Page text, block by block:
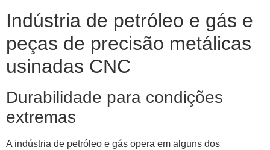
Indústria de petróleo e gás e
peças de precisão metálicas
usinadas CNC
Durabilidade para condições
extremas
A indústria de petróleo e gás opera em alguns dos